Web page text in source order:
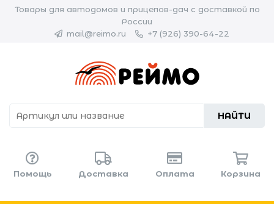
Товары для автодомов и прицепов-дач с доставкой по
России
mail@reimo.ru
+7 (926) 390-64-22
НАЙТИ
Помощь Доставка Оплата Корзина